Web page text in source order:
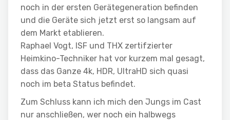
noch in der ersten Gerätegeneration befinden
und die Geräte sich jetzt erst so langsam auf
dem Markt etablieren.
Raphael Vogt, ISF und THX zertifzierter
Heimkino-Techniker hat vor kurzem mal gesagt,
dass das Ganze 4k, HDR, UltraHD sich quasi
noch im beta Status befindet.
Zum Schluss kann ich mich den Jungs im Cast
nur anschließen, wer noch ein halbwegs